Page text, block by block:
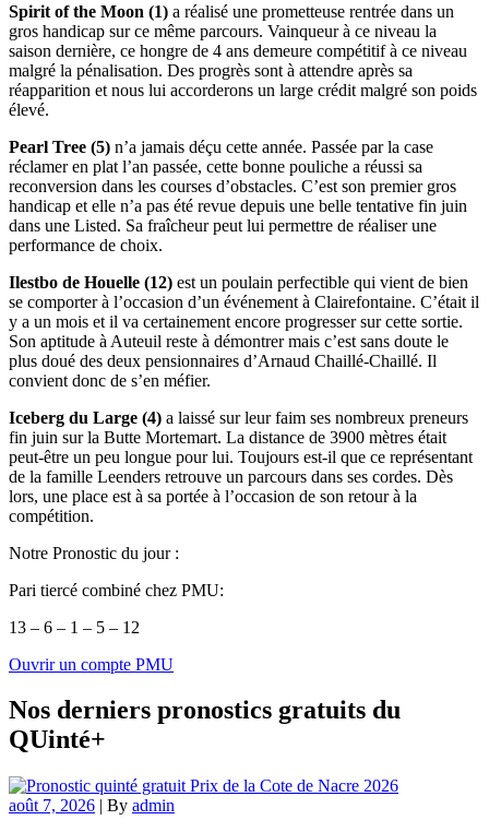
Spirit of the Moon (1) a réalisé une prometteuse rentrée dans un
gros handicap sur ce même parcours. Vainqueur à ce niveau la
saison dernière, ce hongre de 4 ans demeure compétitif à ce niveau
malgré la pénalisation. Des progrès sont à attendre après sa
réapparition et nous lui accorderons un large crédit malgré son poids
élevé.
Pearl Tree (5) n’a jamais déçu cette année. Passée par la case
réclamer en plat l’an passée, cette bonne pouliche a réussi sa
reconversion dans les courses d’obstacles. C’est son premier gros
handicap et elle n’a pas été revue depuis une belle tentative fin juin
dans une Listed. Sa fraîcheur peut lui permettre de réaliser une
performance de choix.
Ilestbo de Houelle (12) est un poulain perfectible qui vient de bien
se comporter à l’occasion d’un événement à Clairefontaine. C’était il
y a un mois et il va certainement encore progresser sur cette sortie.
Son aptitude à Auteuil reste à démontrer mais c’est sans doute le
plus doué des deux pensionnaires d’Arnaud Chaillé-Chaillé. Il
convient donc de s’en méfier.
Iceberg du Large (4) a laissé sur leur faim ses nombreux preneurs
fin juin sur la Butte Mortemart. La distance de 3900 mètres était
peut-être un peu longue pour lui. Toujours est-il que ce représentant
de la famille Leenders retrouve un parcours dans ses cordes. Dès
lors, une place est à sa portée à l’occasion de son retour à la
compétition.
Notre Pronostic du jour :
Pari tiercé combiné chez PMU:
13 – 6 – 1 – 5 – 12
Ouvrir un compte PMU
Nos derniers pronostics gratuits du
QUinté+
août 7, 2026 | By admin